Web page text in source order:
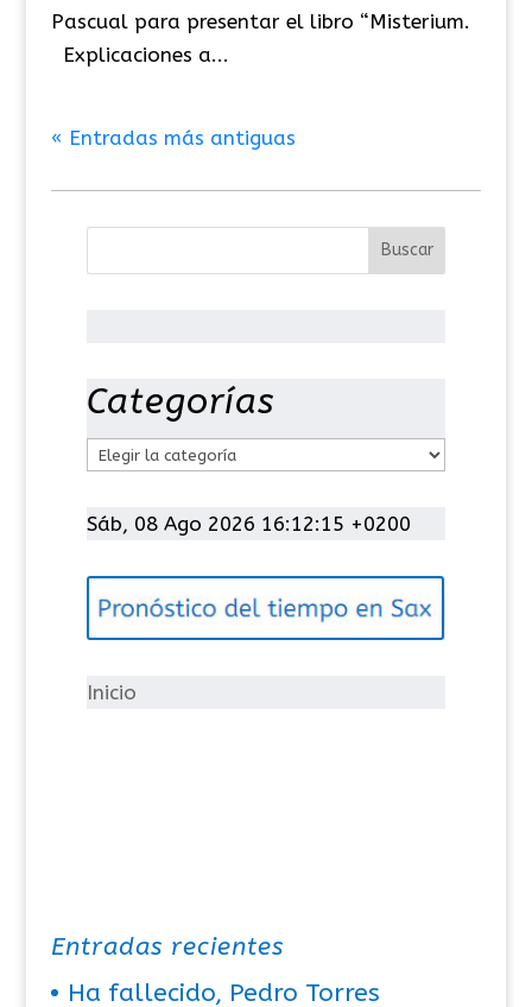
Pascual para presentar el libro “Misterium.
Explicaciones a...
« Entradas más antiguas
Categorías
t
g
í
Sáb, 08 Ago 2026 16:12:15 +0200
Inicio
Entradas recientes
Ha fallecido, Pedro Torres